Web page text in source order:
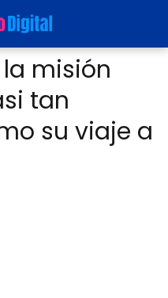
la misión
tan
su viaje a